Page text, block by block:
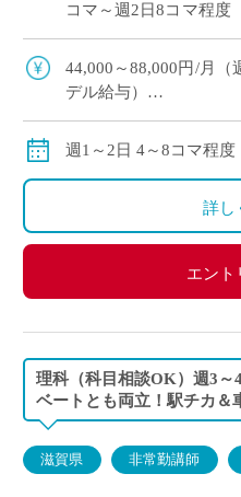
コマ～週2日8コマ程度
高等学校にて、理科
44,000～88,000円/月
デル給与）
算になります。
週1～2日 4～8コマ程度
詳し
エント
理科（科目相談OK）週3～
ベートとも両立！駅チカ＆
滋賀県 非常勤講師